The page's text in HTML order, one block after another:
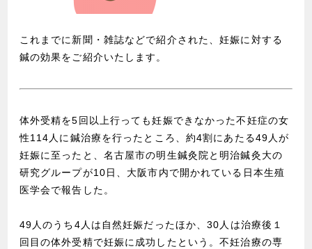
これまでに新聞・雑誌などで紹介された、妊娠に対する
鍼の効果をご紹介いたします。
体外受精を5回以上行っても妊娠できなかった不妊症の女
性114人に鍼治療を行ったところ、約4割にあたる49人が
妊娠に至ったと、名古屋市の明生鍼灸院と明治鍼灸大の
研究グループが10日、大阪市内で開かれている日本生殖
医学会で報告した。
49人のうち4人は自然妊娠だったほか、30人は治療後１
回目の体外受精で妊娠に成功したという。不妊治療の専